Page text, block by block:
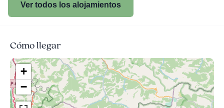
Ver todos los alojamientos
Cómo llegar
+
−